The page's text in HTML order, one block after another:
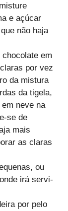
e açúcar
não haja
em
por vez
da mistura
da tigela,
neve na
se de
mais
as claras
ou
irá servi-
por pelo